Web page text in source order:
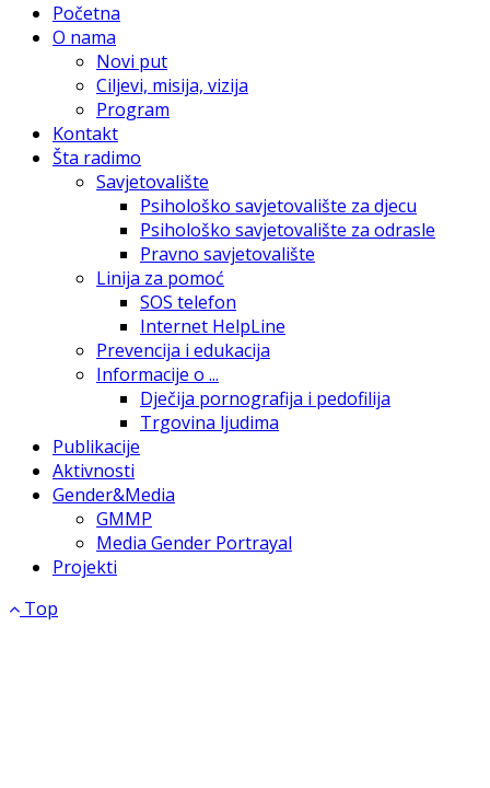
Početna
O nama
Novi put
Ciljevi, misija, vizija
Program
Kontakt
Šta radimo
Savjetovalište
Psihološko savjetovalište za djecu
Psihološko savjetovalište za odrasle
Pravno savjetovalište
Linija za pomoć
SOS telefon
Internet HelpLine
Prevencija i edukacija
Informacije o ...
Dječija pornografija i pedofilija
Trgovina ljudima
Publikacije
Aktivnosti
Gender&Media
GMMP
Media Gender Portrayal
Projekti
Top